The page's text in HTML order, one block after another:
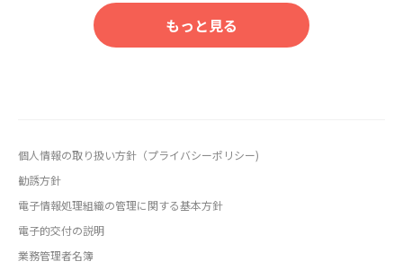
もっと見る
個人情報の取り扱い方針（プライバシーポリシー)
勧誘方針
電子情報処理組織の管理に関する基本方針
電子的交付の説明
業務管理者名簿